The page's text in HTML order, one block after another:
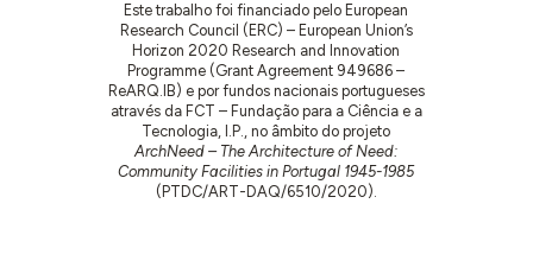
Este trabalho foi financiado pelo European
Research Council (ERC) – European Union’s
Horizon 2020 Research and Innovation
Programme (Grant Agreement 949686 –
ReARQ.IB) e por fundos nacionais portugueses
através da FCT – Fundação para a Ciência e a
Tecnologia, I.P., no âmbito do projeto
ArchNeed – The Architecture of Need:
Community Facilities in Portugal 1945-1985
(PTDC/ART-DAQ/6510/2020).